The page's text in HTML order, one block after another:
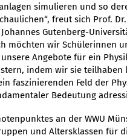
simulieren und so
freut sich Prof.
Gutenberg-
möchten wir Schülerinnen
Angebote für ein
indem wir sie teilhaben
faszinierenden Feld der
Bedeutung
an der WWU
und Altersklassen für